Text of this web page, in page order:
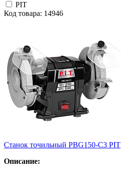
PIT
Код товара: 14946
Станок точильный PBG150-C3 PIT
Описание: